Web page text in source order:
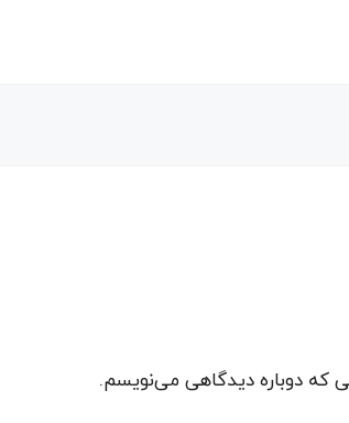
که دوباره دیدگاهی می‌نویسم.